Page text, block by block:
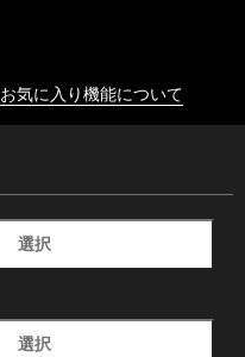
お気に入り機能について
選択
選択